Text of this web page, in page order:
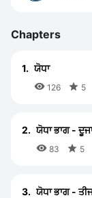
Chapters
1. ਯੋਧਾ
 126  5
2. ਯੋਧਾ ਭਾਗ -
 83  5
3. ਯੋਧਾ ਭਾਗ -